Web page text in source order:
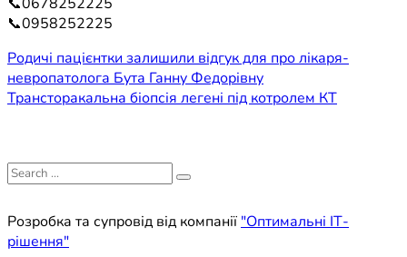
📞0958252225
Навігація
записів
Родичі пацієнтки залишили відгук для про лікаря-
невропатолога Бута Ганну Федорівну
Трансторакальна біопсія легені під котролем КТ
Search
Розробка та супровід від компанії "Оптимальні ІТ-
рішення"